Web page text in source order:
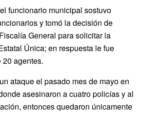
funcionario municipal sostuvo
y tomó la decisión de
General para solicitar la
Única; en respuesta le fue
agentes.
ataque el pasado mes de mayo en
asesinaron a cuatro policías y al
entonces quedaron únicamente